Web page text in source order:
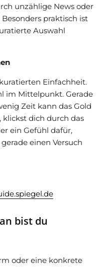
unzählige News oder
praktisch ist
Auswahl
Einfachheit.
im Mittelpunkt. Gerade
Zeit kann das Gold
klickst dich durch das
ein Gefühl dafür,
einen Versuch
bist du
oder eine konkrete